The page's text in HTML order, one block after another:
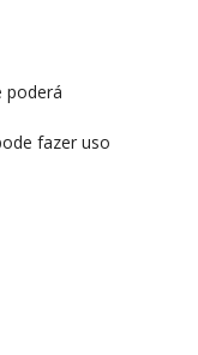
poderá
fazer uso